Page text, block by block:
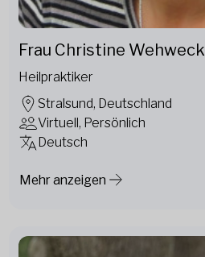
Frau Christine Wehweck
Heilpraktiker
Stralsund, Deutschland
Virtuell, Persönlich
Deutsch
Mehr anzeigen